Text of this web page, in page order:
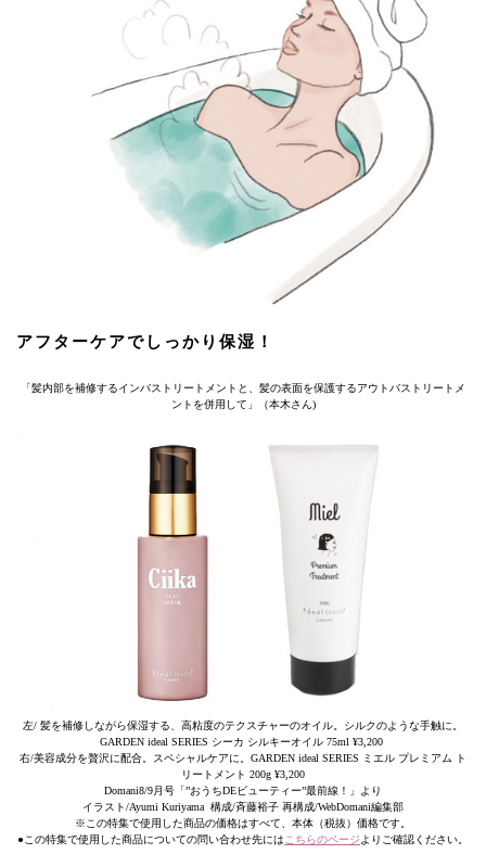
アフターケアでしっかり保湿！
「髪内部を補修するインバストリートメントと、髪の表面を保護するアウトバストリートメ
ントを併用して」（本木さん)
左/ 髪を補修しながら保湿する、高粘度のテクスチャーのオイル。シルクのような手触に。
GARDEN ideal SERIES シーカ シルキーオイル 75ml ¥3,200
右/美容成分を贅沢に配合。スペシャルケアに。GARDEN ideal SERIES ミエル プレミアム ト
リートメント 200g ¥3,200
Domani8/9月号「”おうちDEビューティー”最前線！」より
イラスト/Ayumi Kuriyama 構成/斉藤裕子 再構成/WebDomani編集部
※この特集で使用した商品の価格はすべて、本体（税抜）価格です。
●この特集で使用した商品についての問い合わせ先には こちらのページ よりご確認ください。